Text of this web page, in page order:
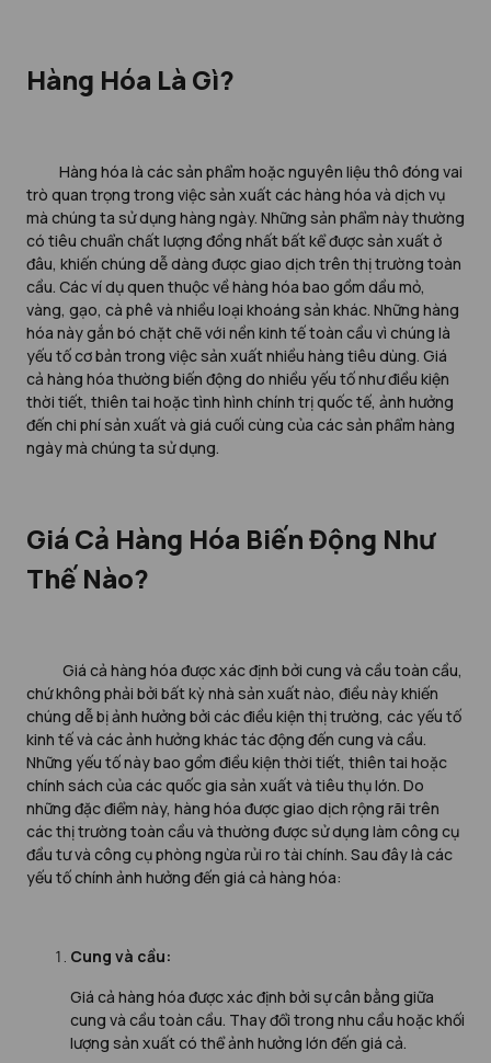
Hàng Hóa Là Gì?
Hàng hóa là các sản phẩm hoặc nguyên liệu thô đóng vai
trò quan trọng trong việc sản xuất các hàng hóa và dịch vụ
mà chúng ta sử dụng hàng ngày. Những sản phẩm này thường
có tiêu chuẩn chất lượng đồng nhất bất kể được sản xuất ở
đâu, khiến chúng dễ dàng được giao dịch trên thị trường toàn
cầu. Các ví dụ quen thuộc về hàng hóa bao gồm dầu mỏ,
vàng, gạo, cà phê và nhiều loại khoáng sản khác. Những hàng
hóa này gắn bó chặt chẽ với nền kinh tế toàn cầu vì chúng là
yếu tố cơ bản trong việc sản xuất nhiều hàng tiêu dùng. Giá
cả hàng hóa thường biến động do nhiều yếu tố như điều kiện
thời tiết, thiên tai hoặc tình hình chính trị quốc tế, ảnh hưởng
đến chi phí sản xuất và giá cuối cùng của các sản phẩm hàng
ngày mà chúng ta sử dụng.
Giá Cả Hàng Hóa Biến Động Như
Thế Nào?
Giá cả hàng hóa được xác định bởi cung và cầu toàn cầu,
chứ không phải bởi bất kỳ nhà sản xuất nào, điều này khiến
chúng dễ bị ảnh hưởng bởi các điều kiện thị trường, các yếu tố
kinh tế và các ảnh hưởng khác tác động đến cung và cầu.
Những yếu tố này bao gồm điều kiện thời tiết, thiên tai hoặc
chính sách của các quốc gia sản xuất và tiêu thụ lớn. Do
những đặc điểm này, hàng hóa được giao dịch rộng rãi trên
các thị trường toàn cầu và thường được sử dụng làm công cụ
đầu tư và công cụ phòng ngừa rủi ro tài chính. Sau đây là các
yếu tố chính ảnh hưởng đến giá cả hàng hóa:
Cung và cầu:
Giá cả hàng hóa được xác định bởi sự cân bằng giữa
cung và cầu toàn cầu. Thay đổi trong nhu cầu hoặc khối
lượng sản xuất có thể ảnh hưởng lớn đến giá cả.